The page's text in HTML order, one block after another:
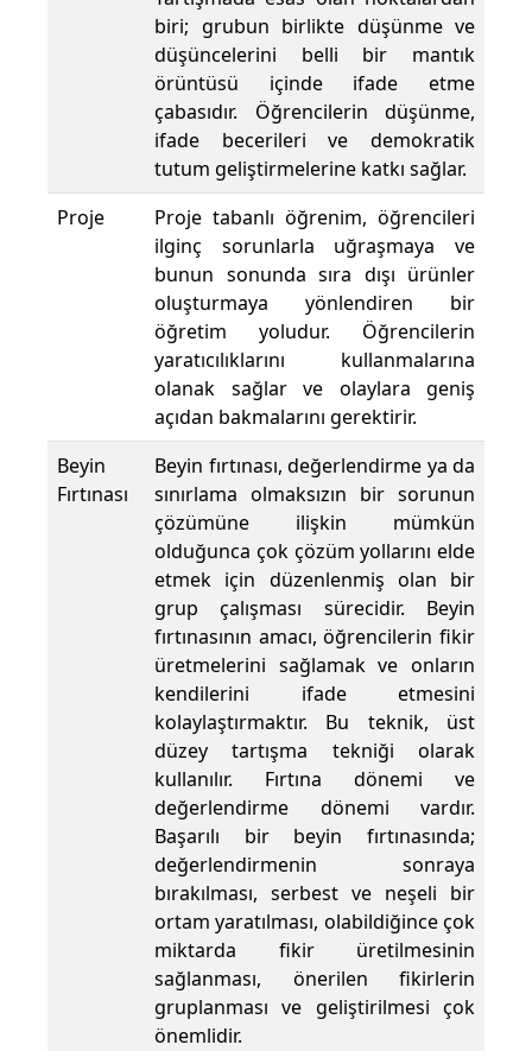
biri; grubun birlikte düşünme ve
düşüncelerini belli bir mantık
örüntüsü içinde ifade etme
çabasıdır. Öğrencilerin düşünme,
ifade becerileri ve demokratik
tutum geliştirmelerine katkı sağlar.
Proje
Proje tabanlı öğrenim, öğrencileri
ilginç sorunlarla uğraşmaya ve
bunun sonunda sıra dışı ürünler
oluşturmaya yönlendiren bir
öğretim yoludur. Öğrencilerin
yaratıcılıklarını kullanmalarına
olanak sağlar ve olaylara geniş
açıdan bakmalarını gerektirir.
Beyin
Fırtınası
Beyin fırtınası, değerlendirme ya da
sınırlama olmaksızın bir sorunun
çözümüne ilişkin mümkün
olduğunca çok çözüm yollarını elde
etmek için düzenlenmiş olan bir
grup çalışması sürecidir. Beyin
fırtınasının amacı, öğrencilerin fikir
üretmelerini sağlamak ve onların
kendilerini ifade etmesini
kolaylaştırmaktır. Bu teknik, üst
düzey tartışma tekniği olarak
kullanılır. Fırtına dönemi ve
değerlendirme dönemi vardır.
Başarılı bir beyin fırtınasında;
değerlendirmenin sonraya
bırakılması, serbest ve neşeli bir
ortam yaratılması, olabildiğince çok
miktarda fikir üretilmesinin
sağlanması, önerilen fikirlerin
gruplanması ve geliştirilmesi çok
önemlidir.